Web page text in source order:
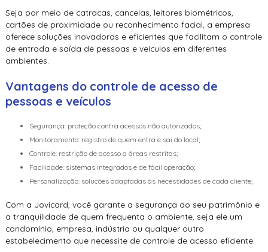
Seja por meio de catracas, cancelas, leitores biométricos,
cartões de proximidade ou reconhecimento facial, a empresa
oferece soluções inovadoras e eficientes que facilitam o controle
de entrada e saída de pessoas e veículos em diferentes
ambientes.
Vantagens do controle de acesso de
pessoas e veículos
Segurança: proteção contra acessos não autorizados;
Monitoramento: registro de quem entra e sai do local;
Controle: restrição de acesso a áreas restritas;
Facilidade: sistemas integrados e de fácil operação;
Personalização: soluções adaptadas às necessidades de cada cliente;
Com a Jovicard, você garante a segurança do seu patrimônio e
a tranquilidade de quem frequenta o ambiente, seja ele um
condomínio, empresa, indústria ou qualquer outro
estabelecimento que necessite de controle de acesso eficiente.